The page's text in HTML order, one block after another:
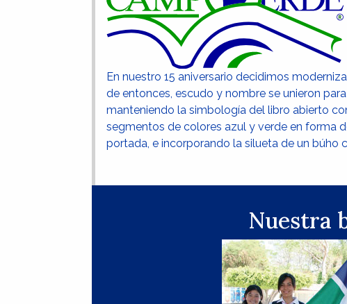
En nuestro 15 aniversario decidimos
de entonces, escudo y nombre se unieron
manteniendo la simbología del libro abierto
segmentos de colores azul y verde en forma
portada, e incorporando la silueta de un búho
Nuestra